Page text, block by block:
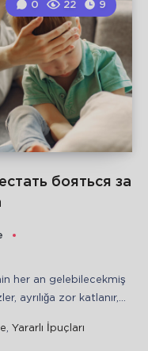
бояться за
0 22 9
her an gelebilecekmiş
ayrılığa zor katlanır,…
Yararlı İpuçları